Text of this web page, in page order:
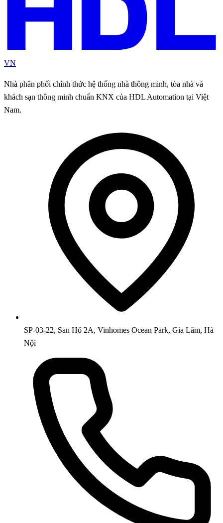
VN
Nhà phân phối chính thức hệ thống nhà thông minh, tòa nhà và
khách sạn thông minh chuẩn KNX của HDL Automation tại Việt
Nam.
SP-03-22, San Hô 2A, Vinhomes Ocean Park, Gia Lâm, Hà
Nội